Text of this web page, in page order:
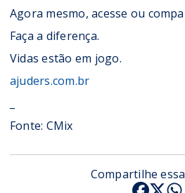
Agora mesmo, acesse ou
Faça a diferença.
Vidas estão em jogo.
ajuders.com.br
Fonte: CMix
Compartilhe